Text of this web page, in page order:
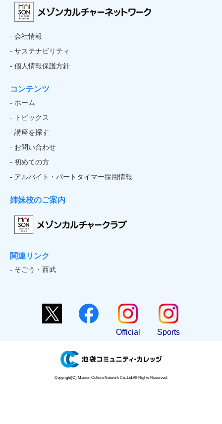
- 会社情報
- サステナビリティ
- 個人情報保護方針
コンテンツ
- ホーム
- トピックス
- 講座を探す
- お問い合わせ
- 初めての方
- アルバイト・パートタイマー採用情報
姉妹校のご案内
関連リンク
- そごう・西武
Official Sports
Copyright(C) Maison Culture Network Co.,Ltd.All Rights Reserved.